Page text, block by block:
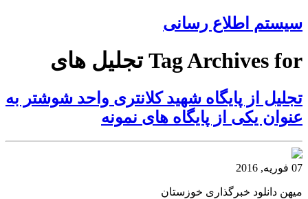
سیستم اطلاع رسانی
Tag Archives for تجلیل های
تجلیل از پایگاه شهید کلانتری واحد شوشتر به
عنوان یکی از پایگاه های نمونه
07 فوریه, 2016
میهن دانلود خبرگذاری خوزستان